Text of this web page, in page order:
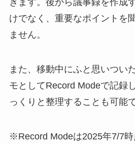
きます。後から議事録を作成
けでなく、重要なポイントを
ません。
また、移動中にふと思いつい
モとしてRecord Modeで記録
っくりと整理することも可能で
※Record Modeは2025年7/7